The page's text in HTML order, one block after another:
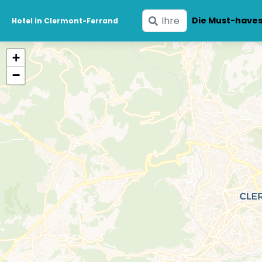
Hotel in Clermont-Ferrand
Geben
Sie
Ihre
Daten
Die Must-haves
+
−